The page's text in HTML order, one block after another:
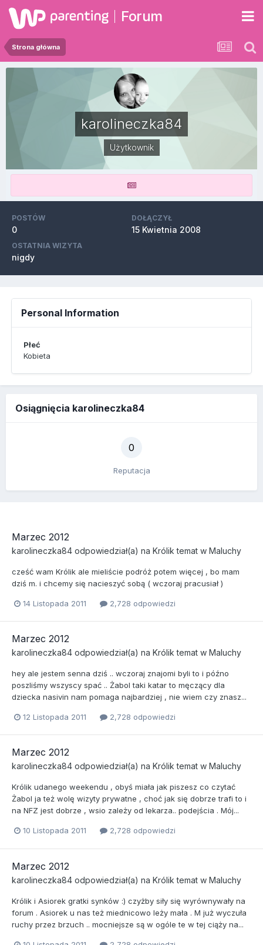
Forum
Strona główna
karolineczka84
Użytkownik
POSTÓW
0
DOŁĄCZYŁ
15 Kwietnia 2008
OSTATNIA WIZYTA
nigdy
Personal Information
Płeć
Kobieta
Osiągnięcia karolineczka84
0
Reputacja
Marzec 2012
karolineczka84 odpowiedział(a) na Królik temat w Maluchy
cześć wam Królik ale mieliście podróż potem więcej , bo mam
dziś m. i chcemy się nacieszyć sobą ( wczoraj pracusiał )
14 Listopada 2011 2,728 odpowiedzi
Marzec 2012
karolineczka84 odpowiedział(a) na Królik temat w Maluchy
hey ale jestem senna dziś .. wczoraj znajomi byli to i późno
poszliśmy wszyscy spać .. Żabol taki katar to męczący dla
dziecka nasivin nam pomaga najbardziej , nie wiem czy znasz...
12 Listopada 2011 2,728 odpowiedzi
Marzec 2012
karolineczka84 odpowiedział(a) na Królik temat w Maluchy
Królik udanego weekendu , obyś miała jak piszesz co czytać
Żabol ja też wolę wizyty prywatne , choć jak się dobrze trafi to i
na NFZ jest dobrze , wsio zależy od lekarza.. podejścia . Mój...
10 Listopada 2011 2,728 odpowiedzi
Marzec 2012
karolineczka84 odpowiedział(a) na Królik temat w Maluchy
Królik i Asiorek gratki synków :) czyżby siły się wyrównywały na
forum . Asiorek u nas też miednicowo leży mała . M już wyczuła
ruchy przez brzuch .. mocniejsze są w ogóle te w tej ciąży na...